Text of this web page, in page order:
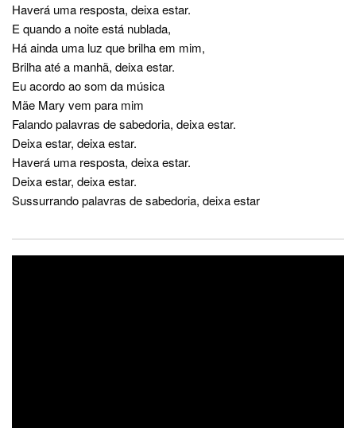
Haverá uma resposta, deixa estar.
E quando a noite está nublada,
Há ainda uma luz que brilha em mim,
Brilha até a manhã, deixa estar.
Eu acordo ao som da música
Mãe Mary vem para mim
Falando palavras de sabedoria, deixa estar.
Deixa estar, deixa estar.
Haverá uma resposta, deixa estar.
Deixa estar, deixa estar.
Sussurrando palavras de sabedoria, deixa estar